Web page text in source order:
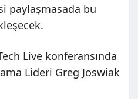
paylaşmasada bu
Live konferansında
Lideri Greg Joswiak